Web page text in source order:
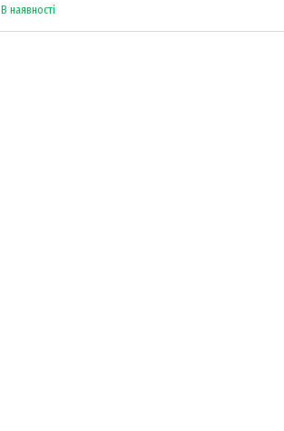
В наявності